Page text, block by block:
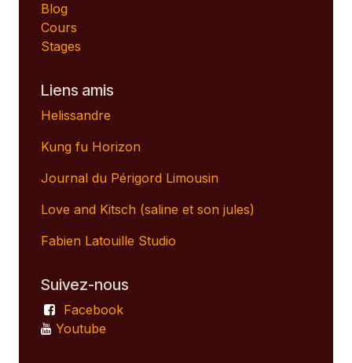
Blog
Cours
Stages
Liens amis
Helissandre
Kung fu Horizon
Journal du Périgord Limousin
Love and Kitsch (saline et son jules)
Fabien Latouille Studio
Suivez-nous
Facebook
Youtube